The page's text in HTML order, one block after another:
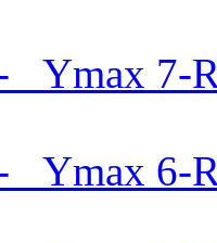
Ymax 7-
Ymax 6-